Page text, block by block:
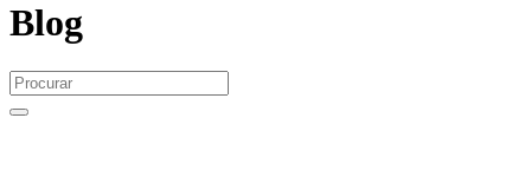
Blog